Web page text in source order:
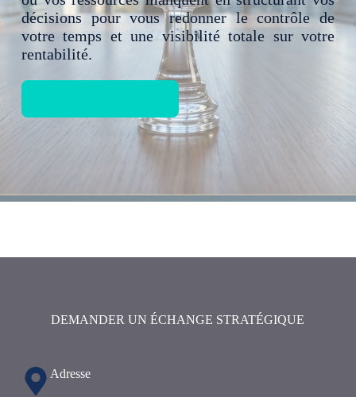
décisions pour vous redonner le contrôle de
votre temps et une visibilité totale sur votre
rentabilité.
DEMANDER UN ÉCHANGE STRATÉGIQUE
Adresse